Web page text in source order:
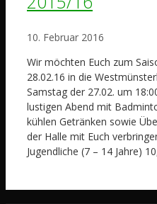
10. Februar 2016
Wir möchten Euch zum
28.02.16 in die
Samstag der 27.02. um
lustigen Abend mit
kühlen Getränken sowie
der Halle mit Euch
Jugendliche (7 – 14 Jahre)